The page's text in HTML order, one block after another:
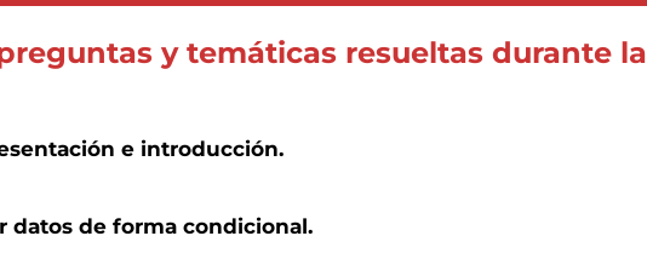
y temáticas resueltas durante la
e introducción.
datos de forma condicional.